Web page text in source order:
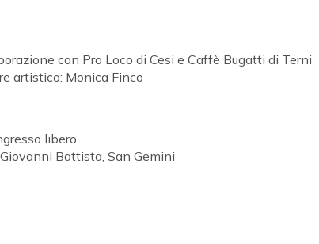
con Pro Loco di Cesi e Caffè Bugatti di Terni
artistico: Monica Finco
libero
Battista, San Gemini